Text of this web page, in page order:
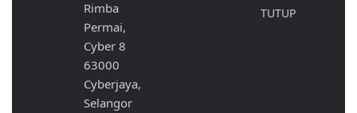
Rimba
Permai,
Cyber 8
63000
Cyberjaya,
Selangor
TUTUP